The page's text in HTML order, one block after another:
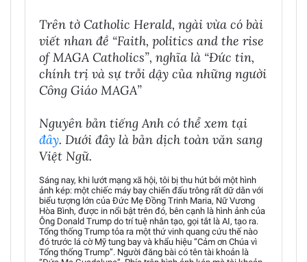
Trên tờ Catholic Herald, ngài vừa có bài
viết nhan đề “Faith, politics and the rise
of MAGA Catholics”, nghĩa là “Đức tin,
chính trị và sự trỗi dậy của những người
Công Giáo MAGA”
Nguyên bản tiếng Anh có thể xem tại
đây. Dưới đây là bản dịch toàn văn sang
Việt Ngữ.
Sáng nay, khi lướt mạng xã hội, tôi bị thu hút bởi một hình
ảnh kép: một chiếc máy bay chiến đấu trông rất dữ dằn với
biểu tượng lớn của Đức Mẹ Đồng Trinh Maria, Nữ Vương
Hòa Bình, được in nổi bật trên đó, bên cạnh là hình ảnh của
Ông Donald Trump do trí tuệ nhân tạo, gọi tắt là AI, tạo ra.
Tổng thống Trump tỏa ra một thứ vinh quang cứu thế nào
đó trước lá cờ Mỹ tung bay và khẩu hiệu “Cảm ơn Chúa vì
Tổng thống Trump”. Người đăng bài có tên tài khoản là